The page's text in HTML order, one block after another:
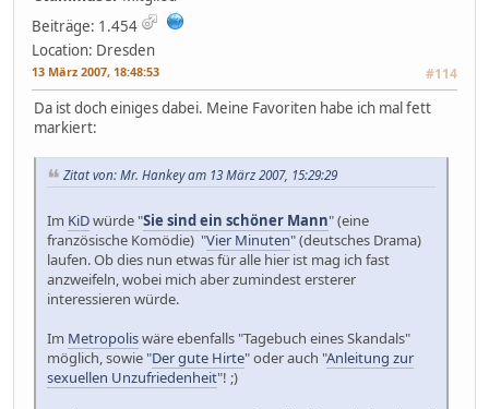
Beiträge: 1.454
Location: Dresden
13 März 2007, 18:48:53 #114
Da ist doch einiges dabei. Meine Favoriten habe ich mal fett
markiert:
Zitat von: Mr. Hankey am 13 März 2007, 15:29:29
Im KiDwürde "Sie sind ein schöner Mann" (eine
französische Komödie) "Vier Minuten" (deutsches Drama)
laufen. Ob dies nun etwas für alle hier ist mag ich fast
anzweifeln, wobei mich aber zumindest ersterer
interessieren würde.
Im Metropoliswäre ebenfalls "Tagebuch eines Skandals"
möglich, sowie "Der gute Hirte" oder auch "Anleitung zur
sexuellen Unzufriedenheit"! ;)